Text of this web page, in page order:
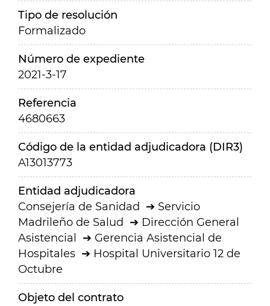
Tipo de resolución
Formalizado
Número de expediente
2021-3-17
Referencia
4680663
Código de la entidad adjudicadora (DIR3)
A13013773
Entidad adjudicadora
Consejería de Sanidad
Servicio
Madrileño de Salud
Dirección General
Asistencial
Gerencia Asistencial de
Hospitales
Hospital Universitario 12 de
Octubre
Objeto del contrato